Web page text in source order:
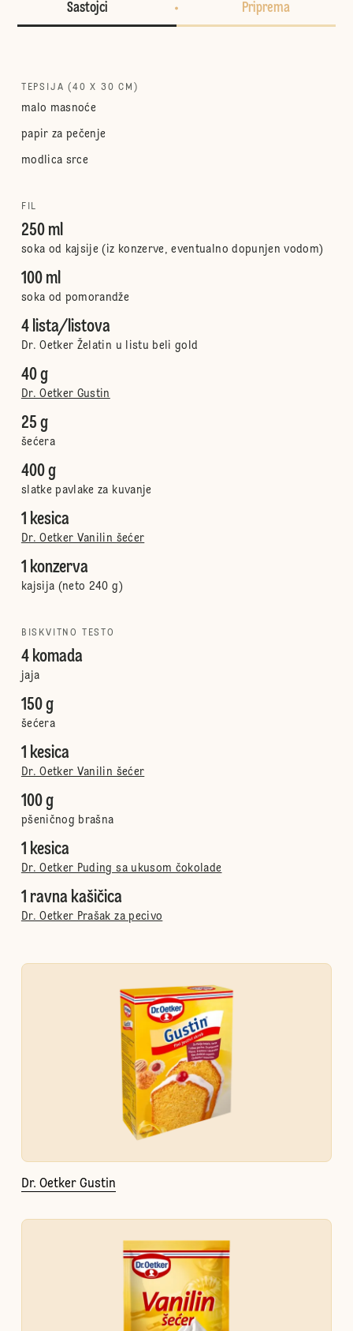
Sastojci Priprema
TEPSIJA (40 X 30 CM)
malo masnoće
papir za pečenje
modlica srce
FIL
250 ml
soka od kajsije (iz konzerve, eventualno dopunjen vodom)
100 ml
soka od pomorandže
4 lista/listova
Dr. Oetker Želatin u listu beli gold
40 g
Dr. Oetker Gustin
25 g
šećera
400 g
slatke pavlake za kuvanje
1 kesica
Dr. Oetker Vanilin šećer
1 konzerva
kajsija (neto 240 g)
BISKVITNO TESTO
4 komada
jaja
150 g
šećera
1 kesica
Dr. Oetker Vanilin šećer
100 g
pšeničnog brašna
1 kesica
Dr. Oetker Puding sa ukusom čokolade
1 ravna kašičica
Dr. Oetker Prašak za pecivo
Dr. Oetker Gustin